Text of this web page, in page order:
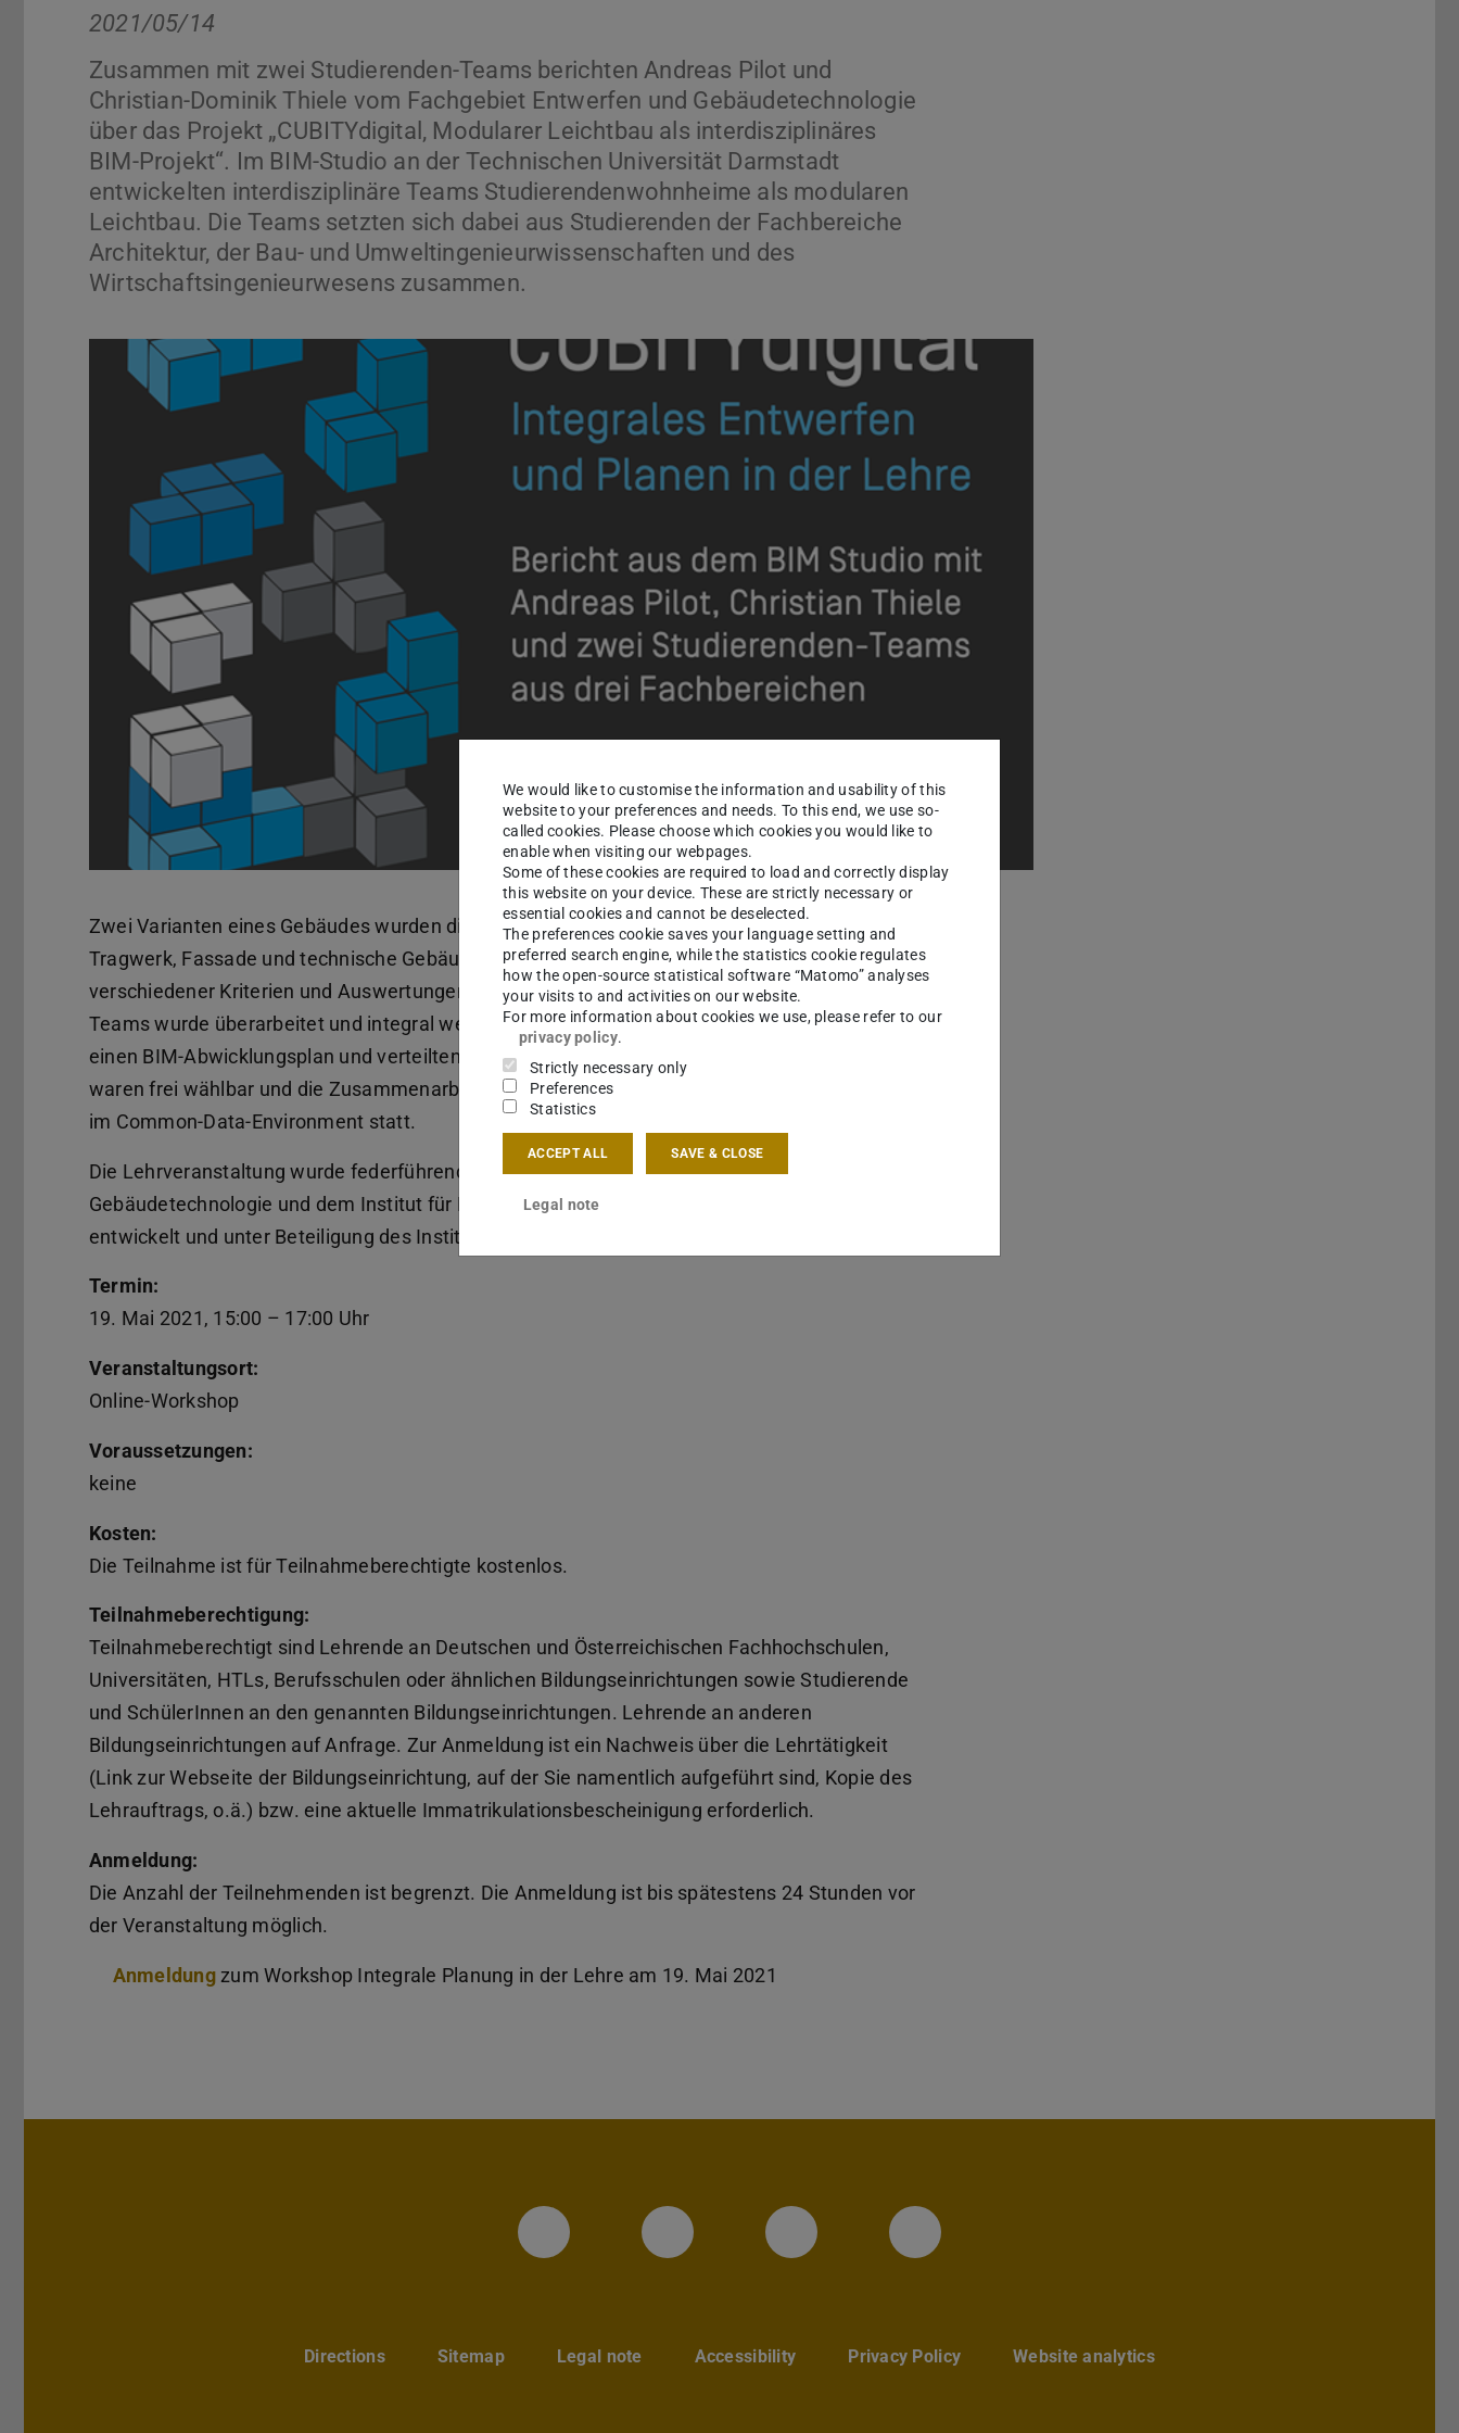
2021/05/14
Zusammen mit zwei Studierenden-Teams berichten Andreas Pilot und
Christian-Dominik Thiele vom Fachgebiet Entwerfen und Gebäudetechnologie
über das Projekt „CUBITYdigital, Modularer Leichtbau als interdisziplinäres
BIM-Projekt“. Im BIM-Studio an der Technischen Universität Darmstadt
entwickelten interdisziplinäre Teams Studierendenwohnheime als modularen
Leichtbau. Die Teams setzten sich dabei aus Studierenden der Fachbereiche
Architektur, der Bau- und Umweltingenieurwissenschaften und des
Wirtschaftsingenieurwesens zusammen.
Zwei Varianten eines Gebäudes wurden digital dreidimensional entworfen, Konzepte für
Tragwerk, Fassade und technische Gebäudeausrüstung geplant und die Varianten anhand
verschiedener Kriterien und Auswertungen bewertet. Die favorisierte Variante des jeweiligen
Teams wurde überarbeitet und integral weiterentwickelt. Die Teams erstellten zu Beginn
einen BIM-Abwicklungsplan und verteilten die BIM-Rollen im Team. Die BIM-Autorensysteme
waren frei wählbar und die Zusammenarbeit fand modellbasiert nach der openBIM-Methode
im Common-Data-Environment statt.
Die Lehrveranstaltung wurde federführend vom Lehrstuhl Entwerfen und
Gebäudetechnologie und dem Institut für Numerische Methoden und Informatik im Bauwesen
entwickelt und unter Beteiligung des Instituts für Statik und Konstruktion durchgeführt.
Termin:
19. Mai 2021, 15:00 – 17:00 Uhr
Veranstaltungsort:
Online-Workshop
Voraussetzungen:
keine
Kosten:
Die Teilnahme ist für Teilnahmeberechtigte kostenlos.
Teilnahmeberechtigung:
Teilnahmeberechtigt sind Lehrende an Deutschen und Österreichischen Fachhochschulen,
Universitäten, HTLs, Berufsschulen oder ähnlichen Bildungseinrichtungen sowie Studierende
und SchülerInnen an den genannten Bildungseinrichtungen. Lehrende an anderen
Bildungseinrichtungen auf Anfrage. Zur Anmeldung ist ein Nachweis über die Lehrtätigkeit
(Link zur Webseite der Bildungseinrichtung, auf der Sie namentlich aufgeführt sind, Kopie des
Lehrauftrags, o.ä.) bzw. eine aktuelle Immatrikulationsbescheinigung erforderlich.
Anmeldung:
Die Anzahl der Teilnehmenden ist begrenzt. Die Anmeldung ist bis spätestens 24 Stunden vor
der Veranstaltung möglich.
Anmeldungzum Workshop Integrale Planung in der Lehre am 19. Mai 2021
Instagram-Seite des Fachbereichs Architektur
LinkedIn-Profil des Fachbereichs Architektur
Facebook-Seite des Fachbereichs Architektur
YouTube-Kanal des Fachbereich
Directions Sitemap Legal note Accessibility Privacy Policy Website analytics
We would like to customise the information and usability of this
website to your preferences and needs. To this end, we use so-
called cookies. Please choose which cookies you would like to
enable when visiting our webpages.
Some of these cookies are required to load and correctly display
this website on your device. These are strictly necessary or
essential cookies and cannot be deselected.
The preferences cookie saves your language setting and
preferred search engine, while the statistics cookie regulates
how the open-source statistical software “Matomo” analyses
your visits to and activities on our website.
For more information about cookies we use, please refer to our
privacy policy.
Strictly necessary only
Preferences
Statistics
ACCEPT ALL SAVE & CLOSE
Legal note